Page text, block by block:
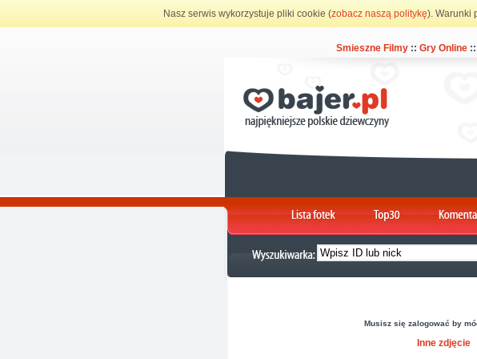
Nasz serwis wykorzystuje pliki cookie (zobacz naszą politykę). Warunki
Smieszne Filmy:: Gry Online::
Musisz się zalogować by
Inne zdjęcie